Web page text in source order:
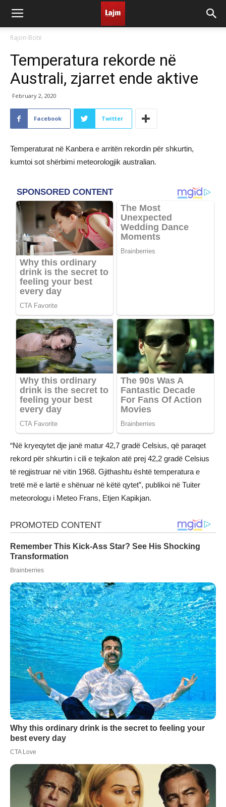
Rajon-Botë
Temperatura rekorde në
Australi, zjarret ende aktive
February 2, 2020
Facebook Twitter
Temperaturat në Kanbera e arritën rekordin për shkurtin,
kumtoi sot shërbimi meteorologjik australian.
“Në kryeqytet dje janë matur 42,7 gradë Celsius, që paraqet
rekord për shkurtin i cili e tejkalon atë prej 42,2 gradë Celsius
të regjistruar në vitin 1968. Gjithashtu është temperatura e
tretë më e lartë e shënuar në këtë qytet”, publikoi në Tuiter
meteorologu i Meteo Frans, Etjen Kapikjan.